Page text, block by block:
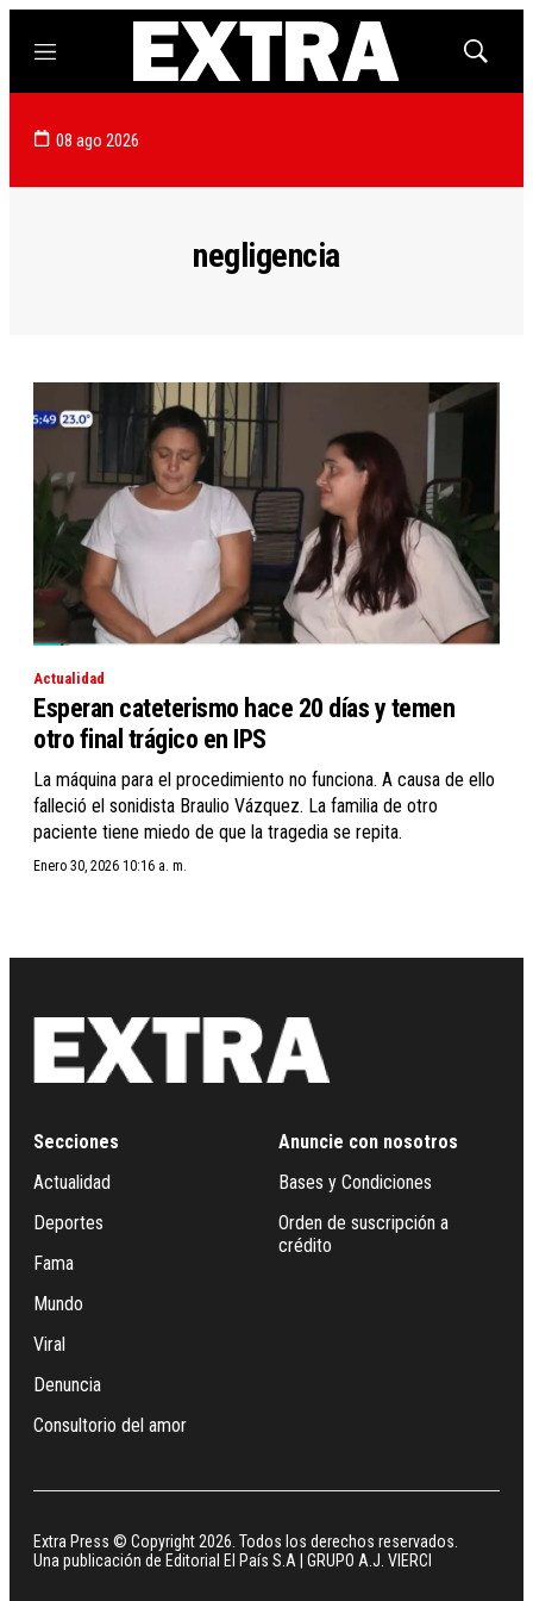
Menú
Mostrar
08 ago 2026
negligencia
Actualidad
Esperan cateterismo hace 20 días y temen
otro final trágico en IPS
La máquina para el procedimiento no funciona. A causa de ello
falleció el sonidista Braulio Vázquez. La familia de otro
paciente tiene miedo de que la tragedia se repita.
Enero 30, 2026 10:16 a. m.
Secciones
Actualidad
Deportes
Fama
Mundo
Viral
Denuncia
Consultorio del amor
Anuncie con nosotros
Bases y Condiciones
Orden de suscripción a
crédito
Extra Press © Copyright 2026. Todos los derechos reservados.
Una publicación de Editorial El País S.A | GRUPO A.J. VIERCI